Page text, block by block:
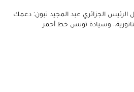
الرئيس الجزائري عبد المجيد تبون: دعمك
وسيادة تونس خط أحمر